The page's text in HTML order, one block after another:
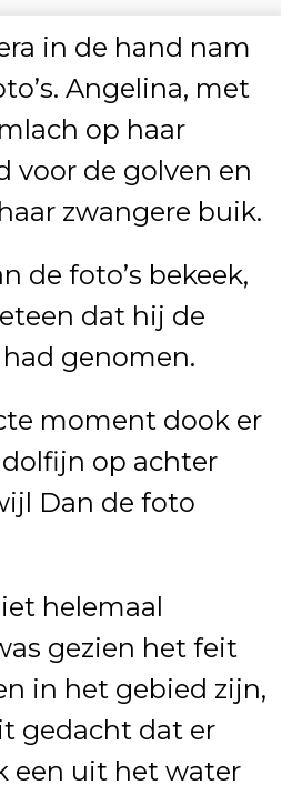
in de hand nam
Angelina, met
op haar
voor de golven en
zwangere buik.
de foto’s bekeek,
dat hij de
genomen.
moment dook er
op achter
Dan de foto
helemaal
gezien het feit
in het gebied zijn,
gedacht dat er
een uit het water